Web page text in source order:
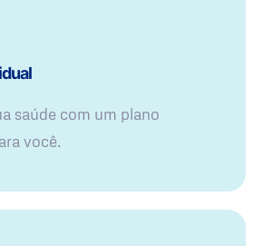
saúde com um plano
você.